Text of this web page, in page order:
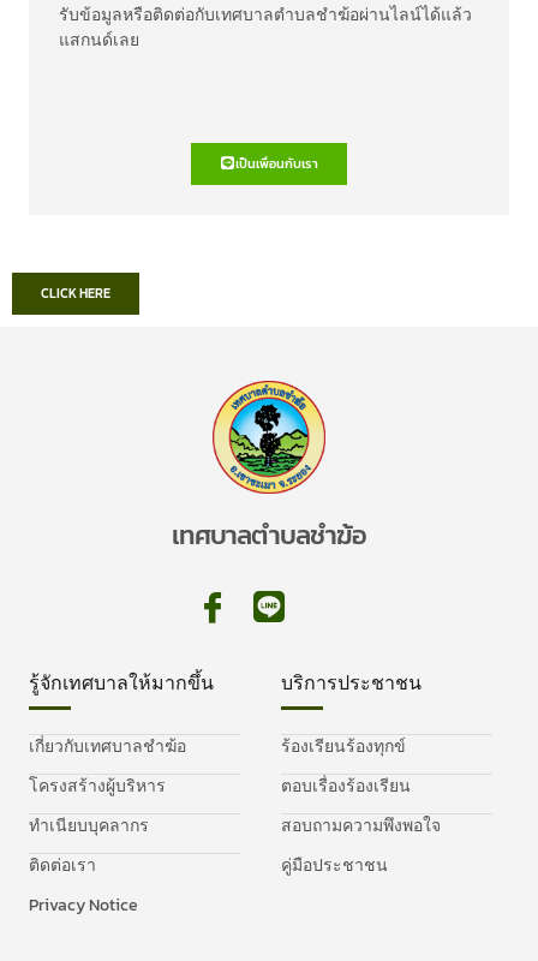
รับข้อมูลหรือติดต่อกับเทศบาลตำบลชำฆ้อผ่านไลน์ได้แล้ว
แสกนด์เลย
เป็นเพื่อนกับเรา
CLICK HERE
เทศบาลตำบลชำฆ้อ
รู้จักเทศบาลให้มากขึ้น
เกี่ยวกับเทศบาลชำฆ้อ
โครงสร้างผู้บริหาร
ทำเนียบบุคลากร
ติดต่อเรา
Privacy Notice
บริการประชาชน
ร้องเรียนร้องทุกข์
ตอบเรื่องร้องเรียน
สอบถามความพึงพอใจ
คู่มือประชาชน